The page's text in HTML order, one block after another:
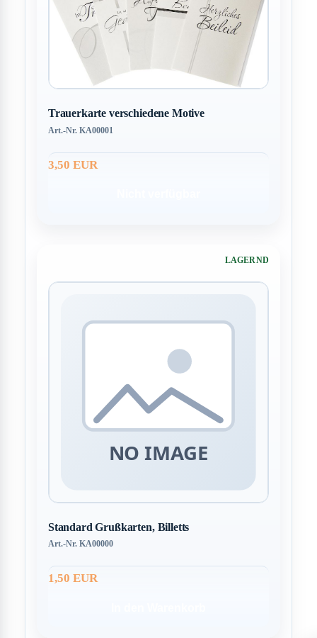
Trauerkarte verschiedene Motive
Art.-Nr. KA00001
3,50 EUR
LAGERND
Standard Grußkarten, Billetts
Art.-Nr. KA00000
1,50 EUR